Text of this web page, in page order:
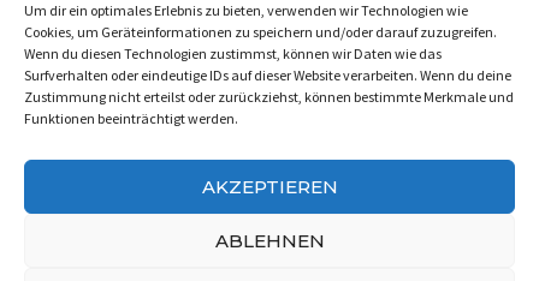
Um dir ein optimales Erlebnis zu bieten, verwenden wir Technologien wie
Cookies, um Geräteinformationen zu speichern und/oder darauf zuzugreifen.
Wenn du diesen Technologien zustimmst, können wir Daten wie das
Surfverhalten oder eindeutige IDs auf dieser Website verarbeiten. Wenn du deine
Zustimmung nicht erteilst oder zurückziehst, können bestimmte Merkmale und
Funktionen beeinträchtigt werden.
AKZEPTIEREN
ABLEHNEN
© 2026 Dicebreaker.de - Alle Rechte vorbehalten
INFO@DICEBREAKER.DE